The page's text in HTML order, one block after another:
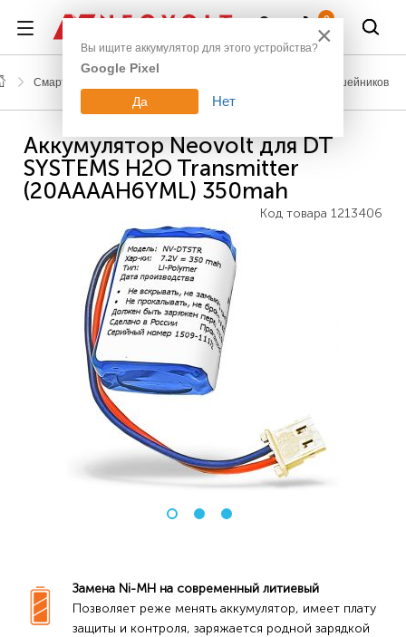
0
Смартфоны, планшеты, гаджеты Аккумуляторы для ошейников
Аккумулятор Neovolt для DT
SYSTEMS H2O Transmitter
(20AAAAH6YML) 350mah
Код товара 1213406
Замена Ni-MH на современный литиевый
Позволяет реже менять аккумулятор, имеет плату
защиты и контроля, заряжается родной зарядкой
×
Вы ищите аккумулятор для этого устройства?
Google Pixel
Да Нет